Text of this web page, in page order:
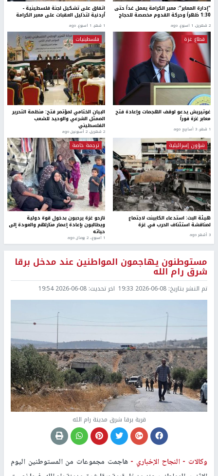
"إدارة المعابر": معبر الكرامة يعمل غداً حتى
1:30 ظهراً وحركة القدوم مخصصة للحجاج
2 شهرين، 1 اسبوع. ago
اتفاق على تشكيل لجنة فلسطينية -
أردنية لتذليل العقبات على معبر الكرامة
1 شهر، 1 اسبوع. ago
قطاع غزة
غوتيريش يدعو لوقف الهجمات وإعادة فتح
معابر غزة فوراً
1 شهر، 3 أسابيع ago
فلسطينيات
البيان الختامي لمؤتمر فتح: منظمة التحرير
الممثل الشرعي والوحيد للشعب
الفلسطيني
2 شهرين، 2 أسبوعين ago
شؤون إسرائيلية
هيئة البث: استدعاء الكابينت لاجتماع
لمناقشة استئناف الحرب في غزة
3 أشهر ago
ترجمة خاصة
نازحو غزة يرحبون بدخول قوة دولية
ويطالبون بإعادة إعمار منازلهم والعودة إلى
حياته
1 اسبوع.، 2 يومان ago
مستوطنون يهاجمون المواطنين عند مدخل برقا
شرق رام الله
تم النشر بتاريخ: 2026-06-08 19:33 اخر تحديث: 2026-06-08 19:54
قرية برقا شرق مدينة رام الله
وكالات -النجاح الإخباري -هاجمت مجموعات من المستوطنين اليوم